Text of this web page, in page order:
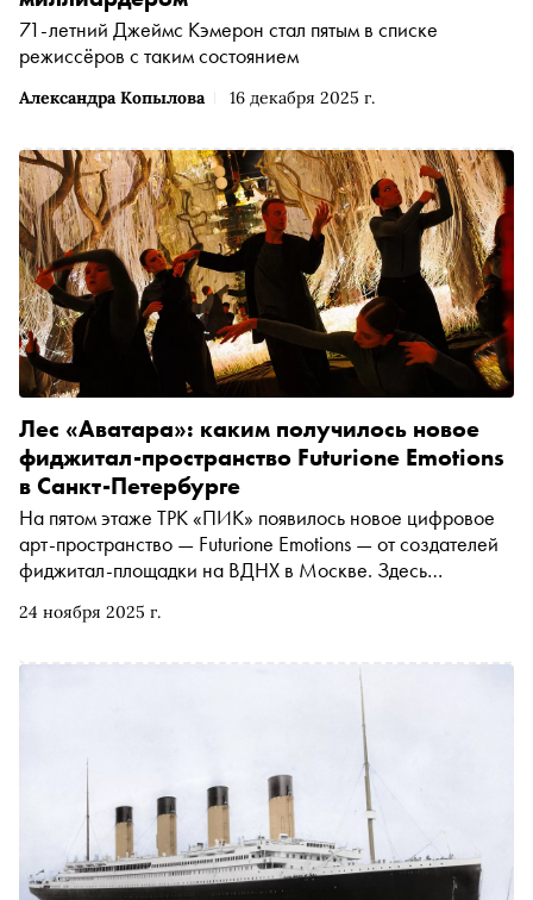
Александра Копылова 16 декабря 2025 г.
71-летний Джеймс Кэмерон стал пятым в списке
режиссёров с таким состоянием
24 ноября 2025 г.
Лес «Аватара»: каким получилось новое
фиджитал-пространство Futurione Emotions
в Санкт-Петербурге
На пятом этаже ТРК «ПИК» появилось новое цифровое
арт-пространство — Futurione Emotions — от создателей
фиджитал-площадки на ВДНХ в Москве. Здесь
медиаарта, которым позавидовали бы создатели
прошёл по залам арт-хаба в компании автора проекта